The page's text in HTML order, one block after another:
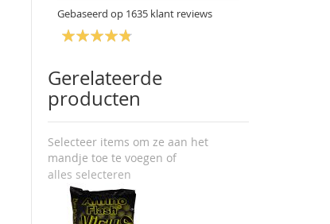
Gebaseerd op 1635 klant reviews
Gerelateerde
producten
Selecteer items om ze aan het
mandje toe te voegen of
alles selecteren